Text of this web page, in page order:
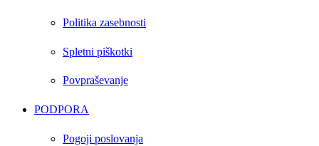
Politika zasebnosti
Spletni piškotki
Povpraševanje
PODPORA
Pogoji poslovanja